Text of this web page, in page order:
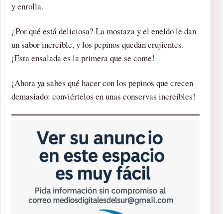
y enrolla.
¿Por qué está deliciosa? La mostaza y el eneldo le dan
un sabor increíble, y los pepinos quedan crujientes.
¡Esta ensalada es la primera que se come!
¡Ahora ya sabes qué hacer con los pepinos que crecen
demasiado: conviértelos en unas conservas increíbles!